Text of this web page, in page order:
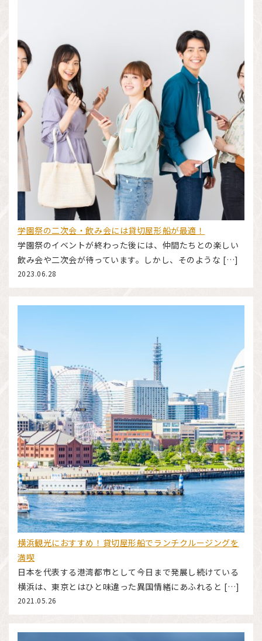
学園祭の二次会・飲み会には貸切屋形船が最適！
学園祭のイベントが終わった後には、仲間たちとの楽しい
飲み会や二次会が待っています。しかし、そのような […]
2023.06.28
横浜観光におすすめ！貸切屋形船でランチクルージングを
満喫
日本を代表する港湾都市として今日まで発展し続けている
横浜は、東京とはひと味違った異国情緒にあふれると […]
2021.05.26